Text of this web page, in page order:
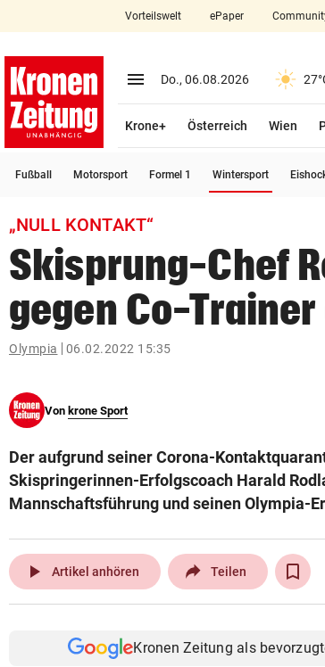
close
account_circle Anmelden
arrow_right
arrow_right
bookmark
search
Suchbegriff
eingeben
© Krone Multimedia GmbH & Co KG 2026
Vorteilswelt ePaper
menu Menü aufklappen
Do., 06.08.2026
Krone+ Österreich Wien
Fußball Motorsport Formel 1 Wintersport
„NULL KONTAKT“
Skisprung-Chef
gegen Co-Trainer
Olympia 06.02.2022 15:35
Von krone Sport
Der aufgrund seiner Corona-
Skispringerinnen-Erfolgscoach Harald
Mannschaftsführung und seinen Olympia-
play_arrow Artikel anhören Teilen
Kronen Zeitung als